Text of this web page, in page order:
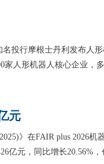
投行摩根士丹利发布人
家人形机器人核心企业
元
》在FAIR plus 2026
亿元，同比增长20.56%